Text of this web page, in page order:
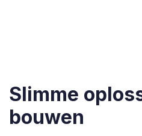
Slimme
bouwen